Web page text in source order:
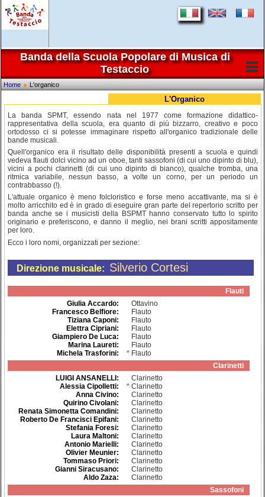
Banda della Scuola Popolare di Musica di
Testaccio
Home L'organico
L'Organico
La banda SPMT, essendo nata nel 1977 come formazione didattico-
rappresentativa della scuola, era quanto di più bizzarro, creativo e poco
ortodosso ci si potesse immaginare rispetto all'organico tradizionale delle
bande musicali.
Quell'organico era il risultato delle disponibilità presenti a scuola e quindi
vedeva flauti dolci vicino ad un oboe, tanti sassofoni (di cui uno dipinto di blu),
vicini a pochi clarinetti (di cui uno dipinto di bianco), qualche tromba, una
ritmica variabile, nessun basso, a volte un corno, per un periodo un
contrabbasso (!).
L'attuale organico è meno folcloristico e forse meno accattivante, ma si è
molto arricchito ed è in grado di eseguire gran parte del repertorio scritto per
banda anche se i musicisti della BSPMT hanno conservato tutto lo spirito
originario e preferiscono, e danno il meglio, nei brani scritti appositamente
per loro.
Ecco i loro nomi, organizzati per sezione:
Direzione musicale: Silverio Cortesi
Flauti
Giulia Accardo:
Ottavino
Francesco Belfiore:
Flauto
Tiziana Caponi:
Flauto
Elettra Cipriani:
Flauto
Giampiero De Luca:
Flauto
Marina Laureti:
Flauto
Michela Trasforini: * Flauto
Clarinetti
LUIGI ANSANELLI:
Clarinetto
Alessia Cipolletti: * Clarinetto
Anna Civino:
Clarinetto
Quirino Civolani:
Clarinetto
Renata Simonetta Comandini:
Clarinetto
Roberto De Francisci Epifani:
Clarinetto
Stefania Foresi:
Clarinetto
Laura Maltoni:
Clarinetto
Antonio Marielli:
Clarinetto
Olivier Meunier:
Clarinetto
Tommaso Priori:
Clarinetto
Gianni Siracusano:
Clarinetto
Aldo Zaza:
Clarinetto
Sassofoni